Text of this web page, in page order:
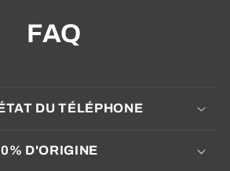
FAQ
DU TÉLÉPHONE
D'ORIGINE